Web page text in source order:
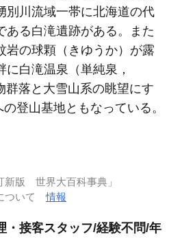
別川流域一帯に北海道の代
ある白滝遺跡がある。また
岩の球顆（きゆうか）が露
白滝温泉（単純泉，
落と大雪山系の眺望にす
登山基地ともなっている。
新版 世界大百科事典」
ついて情報
・接客スタッフ/経験不問/年